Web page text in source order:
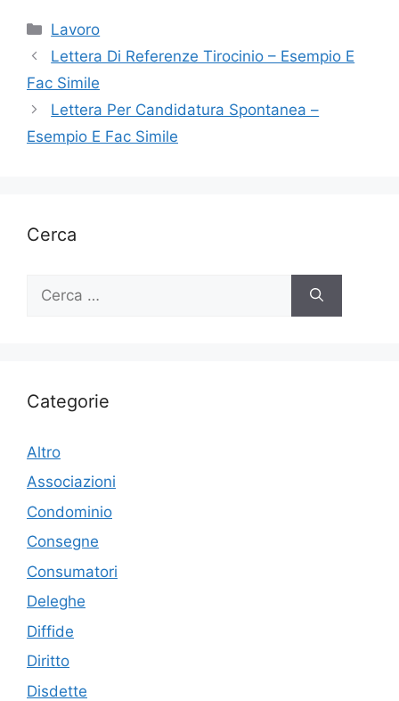
Categorie
Lavoro
Lettera Di Referenze Tirocinio – Esempio E
Fac Simile
Lettera Per Candidatura Spontanea –
Esempio E Fac Simile
Cerca
per:
Categorie
Altro
Associazioni
Condominio
Consegne
Consumatori
Deleghe
Diffide
Diritto
Disdette